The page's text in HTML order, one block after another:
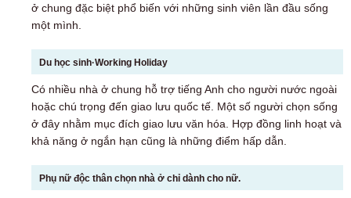
ở chung đặc biệt phổ biến với những sinh viên lần đầu sống
một mình.
Du học sinh·Working Holiday
Có nhiều nhà ở chung hỗ trợ tiếng Anh cho người nước ngoài
hoặc chú trọng đến giao lưu quốc tế. Một số người chọn sống
ở đây nhằm mục đích giao lưu văn hóa. Hợp đồng linh hoạt và
khả năng ở ngắn hạn cũng là những điểm hấp dẫn.
Phụ nữ độc thân chọn nhà ở chỉ dành cho nữ.